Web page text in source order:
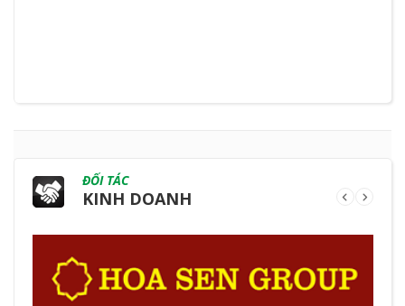
ĐỐI TÁC
KINH DOANH